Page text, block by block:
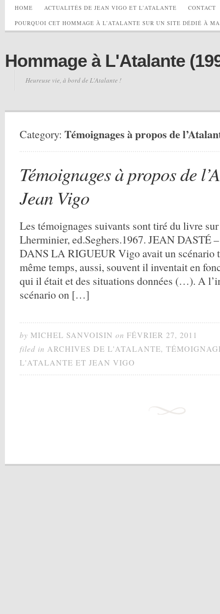
HOME ACTUALITÉS DE JEAN VIGO ET L’ATALANTE CONTACT
POURQUOI CET HOMMAGE À L’ATALANTE SUR UN SITE DÉDIÉ À
Hommage à L'Atalante
Heureuse vie, à bord de L'Atalante !
Category: Témoignages à propos de
Témoignages à propos de
Jean Vigo
Les témoignages suivants sont tiré du livre
Lherminier, ed.Seghers.1967. JEAN DASTÉ
DANS LA RIGUEUR Vigo avait un scénario
même temps, aussi, souvent il inventait en
qui il était et des situations données (…). A
scénario on […]
by MICHEL SANVOISIN on FÉVRIER 27, 2011
filed in ARCHIVES DE L'ATALANTE,
L'ATALANTE ET JEAN VIGO